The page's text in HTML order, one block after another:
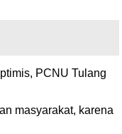
PCNU Tulang
masyarakat, karena